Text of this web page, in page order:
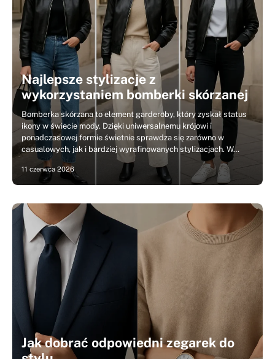
Najlepsze stylizacje z
wykorzystaniem bomberki skórzanej
Bomberka skórzana to element garderoby, który zyskał status
ikony w świecie mody. Dzięki uniwersalnemu krójowi i
ponadczasowej formie świetnie sprawdza się zarówno w
casualowych, jak i bardziej wyrafinowanych stylizacjach. W…
11 czerwca 2026
Jak dobrać odpowiedni zegarek do